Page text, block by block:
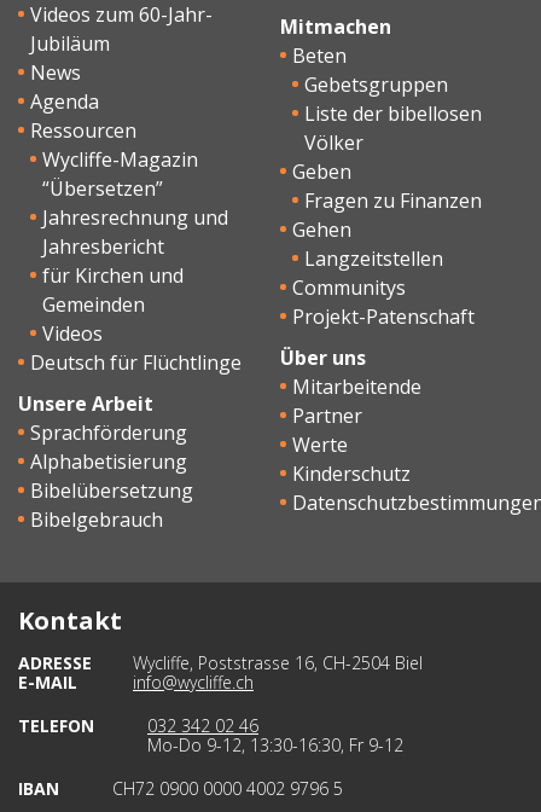
Videos zum 60-Jahr-
Jubiläum
News
Agenda
Ressourcen
Wycliffe-Magazin
“Übersetzen”
Jahresrechnung und
Jahresbericht
für Kirchen und
Gemeinden
Videos
Deutsch für Flüchtlinge
Unsere Arbeit
Sprachförderung
Alphabetisierung
Bibelübersetzung
Bibelgebrauch
Mitmachen
Beten
Gebetsgruppen
Liste der bibellosen
Völker
Geben
Fragen zu Finanzen
Gehen
Langzeitstellen
Communitys
Projekt-Patenschaft
Über uns
Mitarbeitende
Partner
Werte
Kinderschutz
Kontakt
ADRESSE
Wycliffe, Poststrasse 16, CH-2504 Biel
E-MAIL
info@wycliffe.ch
TELEFON
032 342 02 46
Mo-Do 9-12, 13:30-16:30, Fr 9-12
IBAN
CH72 0900 0000 4002 9796 5